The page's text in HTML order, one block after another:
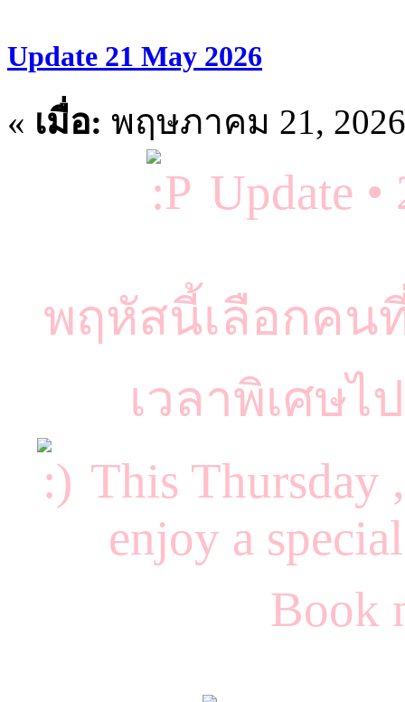
Update 21 May 2026
« เมื่อ: พฤษภาคม 21,
Update
พฤหัสนี้เลือกคน
เวลาพิเศษ
This Thursday
enjoy a
Book